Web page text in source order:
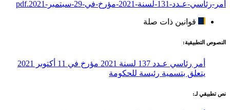
أمر-رئاسي-عـدد-131-لسنة-2021-مؤرخ-في-29-سبتمبر-2021.pdf
قوانين ذات صلة
النصوص التطبيقية:
أمر رئاسي عـدد 137 لسنة 2021 مؤرخ في 11 أكتوبر 2021
يتعلق بتسمية رئيسة للحكومة
نص تطبيقي لـ: